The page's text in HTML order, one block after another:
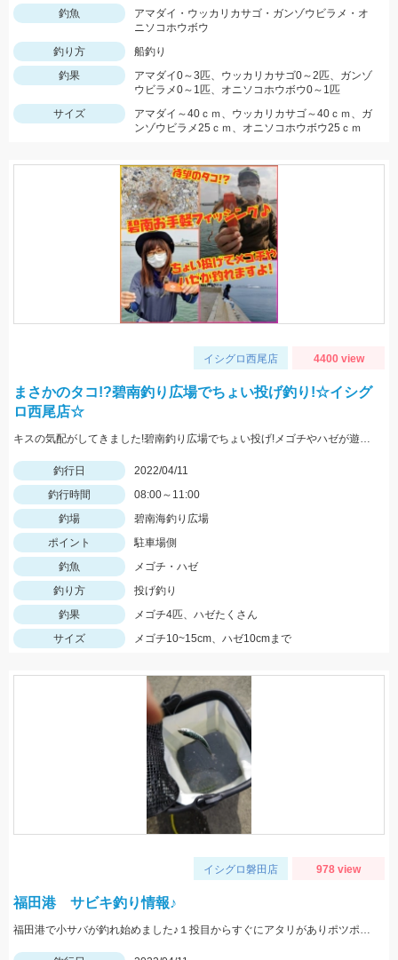
釣魚
アマダイ・ウッカリカサゴ・ガンゾウビラメ・オ
ニソコホウボウ
釣り方
船釣り
釣果
アマダイ0～3匹、ウッカリカサゴ0～2匹、ガンゾ
ウビラメ0～1匹、オニソコホウボウ0～1匹
サイズ
アマダイ～40ｃｍ、ウッカリカサゴ～40ｃｍ、ガ
ンゾウビラメ25ｃｍ、オニソコホウボウ25ｃｍ
イシグロ西尾店 4400 view
まさかのタコ!?碧南釣り広場でちょい投げ釣り!☆イシグ
ロ西尾店☆
キスの気配がしてきました!碧南釣り広場でちょい投げ!メゴチやハゼが遊んでくれます♪
釣行日
2022/04/11
釣行時間
08:00～11:00
釣場
碧南海釣り広場
ポイント
駐車場側
釣魚
メゴチ・ハゼ
釣り方
投げ釣り
釣果
メゴチ4匹、ハゼたくさん
サイズ
メゴチ10~15cm、ハゼ10cmまで
イシグロ磐田店 978 view
福田港 サビキ釣り情報♪
福田港で小サバが釣れ始めました♪１投目からすぐにアタリがありポツポツ釣れました。１時間ほどの釣果です。